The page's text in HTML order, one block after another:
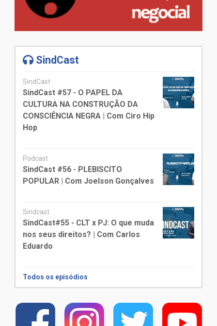
SindCast
SindCast
SindCast #57 - O PAPEL DA
CULTURA NA CONSTRUÇÃO DA
CONSCIÊNCIA NEGRA | Com Ciro Hip
Hop
Podcast
SindCast #56 - PLEBISCITO
POPULAR | Com Joelson Gonçalves
Sindcast
SindCast#55 - CLT x PJ: O que muda
nos seus direitos? | Com Carlos
Eduardo
Todos os episódios